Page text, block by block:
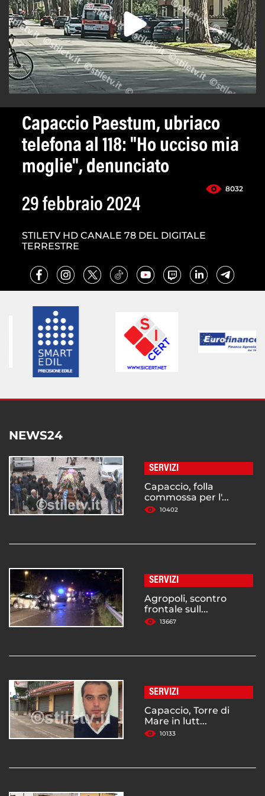
Capaccio Paestum, ubriaco
telefona al 118: "Ho ucciso mia
moglie", denunciato
8032
29 febbraio 2024
STILETV HD CANALE 78 DEL DIGITALE
TERRESTRE
NEWS24
SERVIZI
Capaccio, folla
commossa per l'...
10402
SERVIZI
Agropoli, scontro
frontale sull...
13667
SERVIZI
Capaccio, Torre di
Mare in lutt...
10133